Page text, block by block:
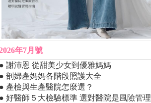
年7月號
謝沛恩 從甜美少女到優雅媽媽
剖婦產媽媽各階段照護大全
產檢與生產醫院怎麼選？
好醫師５大檢驗標準 選對醫院是風險管理